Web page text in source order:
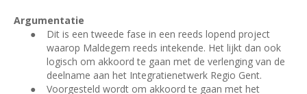
Argumentatie
●
Dit is een tweede fase in een reeds lopend project
waarop Maldegem reeds intekende. Het lijkt dan ook
logisch om akkoord te gaan met de verlenging van de
deelname aan het Integratienetwerk Regio Gent.
●
Voorgesteld wordt om akkoord te gaan met het